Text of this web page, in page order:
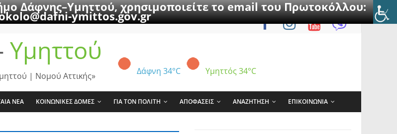
Δάφνης–Υμηττού, χρησιμοποιείτε το email του Πρωτοκόλλου:
ymittos.gov.gr
Υμηττού
Δάφνη 34°C Υμηττός 34°C
| Νομού Αττικής»
ΝΕΑ ΚΟΙΝΩΝΙΚΕΣ ΔΟΜΕΣ ΓΙΑ ΤΟΝ ΠΟΛΙΤΗ ΑΠΟΦΑΣΕΙΣ ΑΝΑΖΗΤΗΣΗ ΕΠΙΚΟΙΝΩΝΙΑ